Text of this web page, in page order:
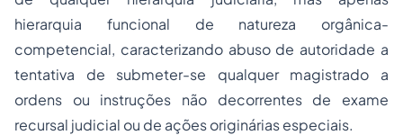
hierarquia funcional de natureza orgânica-
competencial, caracterizando abuso de autoridade a
tentativa de submeter-se qualquer magistrado a
ordens ou instruções não decorrentes de exame
recursal judicial ou de ações originárias especiais.